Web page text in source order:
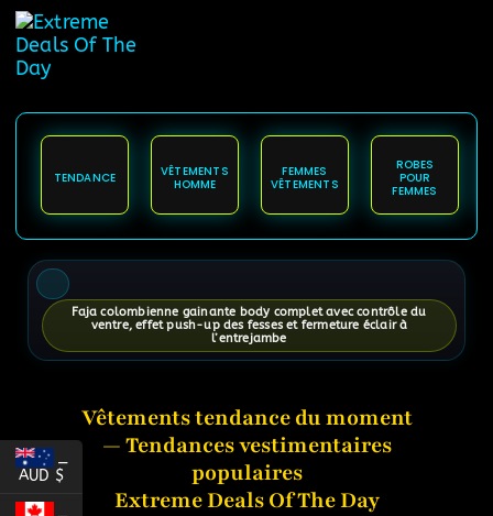
principal
TENDANCE
VÊTEMENTS
HOMME
FEMMES
VÊTEMENTS
ROBES
POUR
FEMMES
Faja colombienne gainante body complet avec contrôle du
ventre, effet push-up des fesses et fermeture éclair à
l’entrejambe
Vêtements tendance du moment
— Tendances vestimentaires
populaires
Extreme Deals Of The Day
AUD $